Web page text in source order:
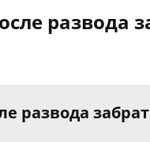
развода
развода